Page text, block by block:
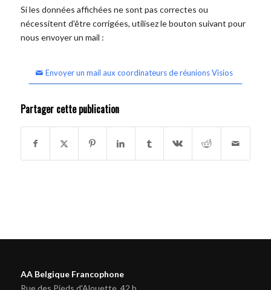
Si les données affichées ne sont pas correctes ou
nécessitent d'être corrigées, utilisez le bouton suivant pour
nous envoyer un mail :
Envoyer un mail aux coordinateurs de réunions Visios
Partager cette publication
AA Belgique Francophone
Rue des Pieds d'Alouette, 42 b